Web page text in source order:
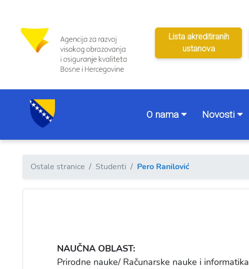
Lista akreditiranih
ustanova
O nama Novosti
Ostale stranice Studenti Pero Ranilović
NAUČNA OBLAST:
Prirodne nauke/ Računarske nauke i informatika